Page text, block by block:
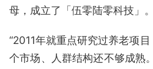
母，成立了「伍零陆零科技」。
“2011年就重点研究过养老项
个市场、人群结构还不够成熟